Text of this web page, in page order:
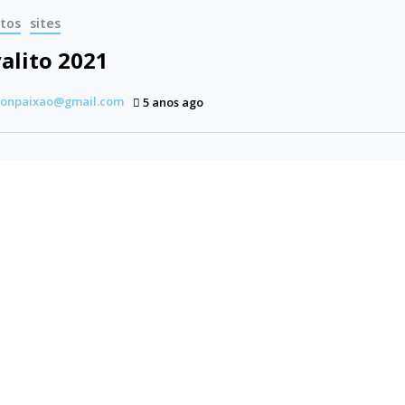
sites
2021
5 anos ago